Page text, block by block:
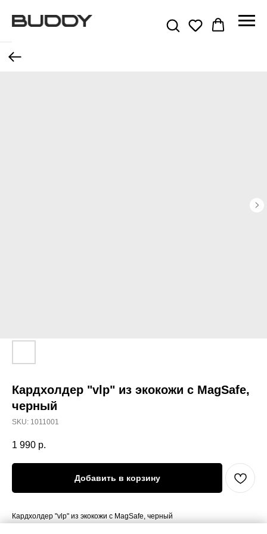
Назад
Кардхолдер "vlp" из экокожи с MagSafe,
черный
SKU: 1011001
1 990 р.
Добавить в корзину
Кардхолдер "vlp" из экокожи с MagSafe, черный